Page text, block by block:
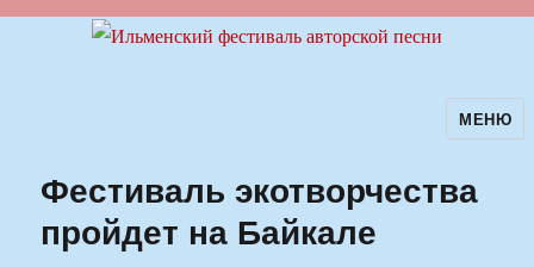
Ильменский фестиваль авторскойМЕНЮ
Фестиваль экотворчества
пройдет на Байкале